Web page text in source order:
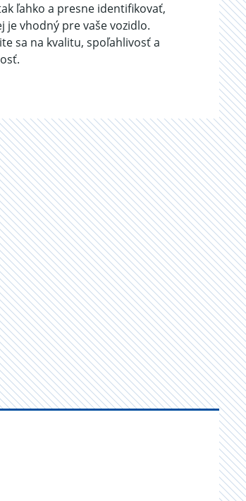
ľahko a presne identifikovať,
je vhodný pre vaše vozidlo.
sa na kvalitu, spoľahlivosť a